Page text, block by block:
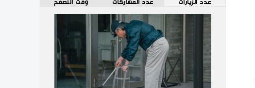
عدد الزيارات عدد المشاركات وقت التصفح